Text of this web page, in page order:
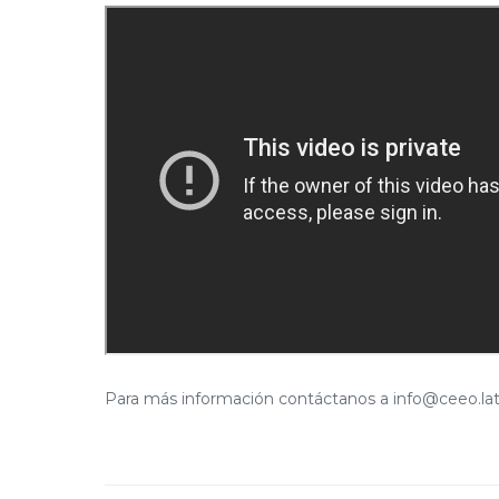
Para más información contáctanos a info@ceeo.lat